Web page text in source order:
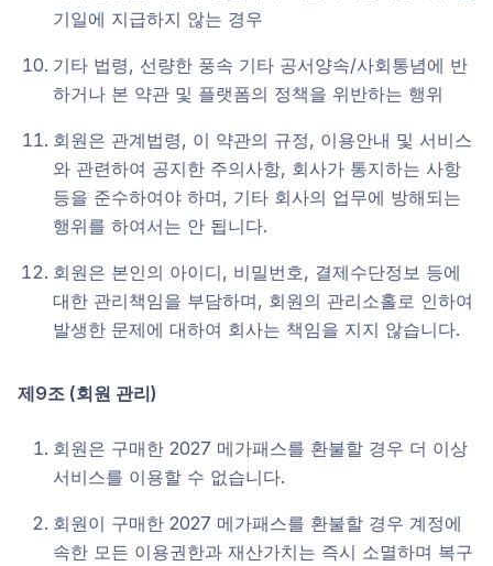
기일에 지급하지 않는 경우
기타 법령, 선량한 풍속 기타 공서양속/사회통념에 반
하거나 본 약관 및 플랫폼의 정책을 위반하는 행위
회원은 관계법령, 이 약관의 규정, 이용안내 및 서비스
와 관련하여 공지한 주의사항, 회사가 통지하는 사항
등을 준수하여야 하며, 기타 회사의 업무에 방해되는
행위를 하여서는 안 됩니다.
회원은 본인의 아이디, 비밀번호, 결제수단정보 등에
대한 관리책임을 부담하며, 회원의 관리소홀로 인하여
발생한 문제에 대하여 회사는 책임을 지지 않습니다.
제9조 (회원 관리)
회원은 구매한 2027 메가패스를 환불할 경우 더 이상
서비스를 이용할 수 없습니다.
회원이 구매한 2027 메가패스를 환불할 경우 계정에
속한 모든 이용권한과 재산가치는 즉시 소멸하며 복구